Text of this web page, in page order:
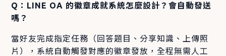
Q：LINE OA 的徽章成就系統怎麼設計？會自動發送
嗎？
當好友完成指定任務（回答題目、分享知識、上傳照
片），系統自動觸發對應的徽章發放，全程無需人工